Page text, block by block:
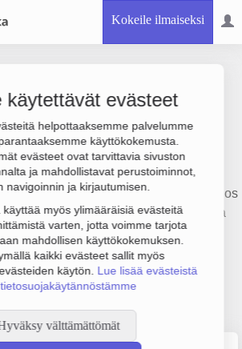
Kokeile ilmaiseksi
käytettävät evästeet
helpottaaksemme palvelumme
käyttökokemusta.
evästeet ovat tarvittavia sivuston
ja mahdollistavat perustoiminnot,
navigoinnin ja kirjautumisen.
käyttää myös ylimääräisiä evästeitä
varten, jotta voimme tarjota
mahdollisen käyttökokemuksen.
kaikki evästeet sallit myös
käytön. Lue lisää evästeistä
välttämättömät
Oy Kontio
Kontio liikevaihto on 210 000 € ja tulos
on Muu kiinteistöjen vuokraus ja
1978 ja sijainti Helsinki. Yrityksen
kiinteistöosakeyhtiö (KKOY).